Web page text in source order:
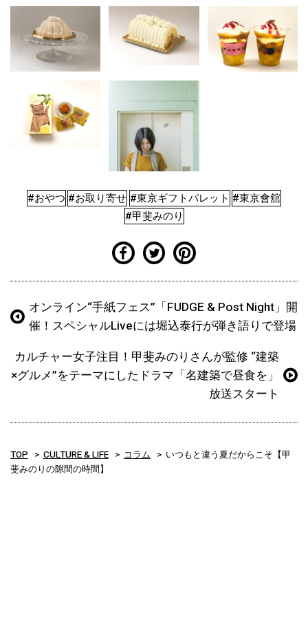
#おやつ #お取り寄せ #東京ギフトパレット #東京會舘
#甲斐みのり
オンライン“手紙フェス”「FUDGE & Post Night」開
催！スペシャルLiveには堀込泰行が弾き語りで登場
カルチャー女子注目！甲斐みのりさんが監修 “建築
×グルメ”をテーマにしたドラマ「名建築で昼食を」
放送スタート
TOP CULTURE & LIFE コラム
いつもと違う夏だからこそ【甲
斐みのりの隙間の時間】